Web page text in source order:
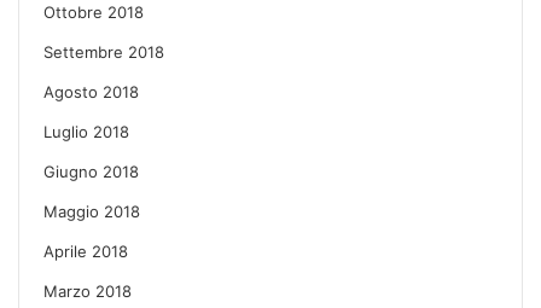
Ottobre 2018
Settembre 2018
Agosto 2018
Luglio 2018
Giugno 2018
Maggio 2018
Aprile 2018
Marzo 2018